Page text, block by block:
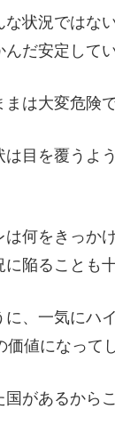
な状況ではな
んだ安定してい
は大変危険で
は目を覆うよ
何をきっかけ
陥ることも
に、一気にハ
価値になって
があるから